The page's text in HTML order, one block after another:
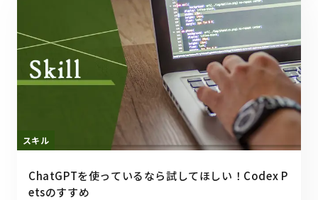
スキル
ChatGPTを使っているなら試してほしい！Codex P
etsのすすめ